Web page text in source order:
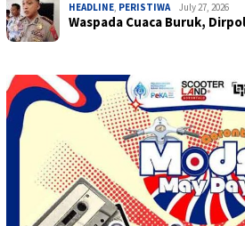
HEADLINE, PERISTIWA July 27, 2026
Waspada Cuaca Buruk,